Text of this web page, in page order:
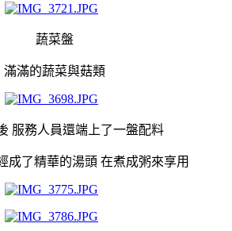
蔬菜盤
滿滿的蔬菜與菇類
服務人員還端上了一盤配料
成了精華的湯頭 在煮成粥來享用